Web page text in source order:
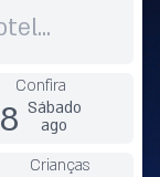
Confira
8 Sábado
ago
Crianças